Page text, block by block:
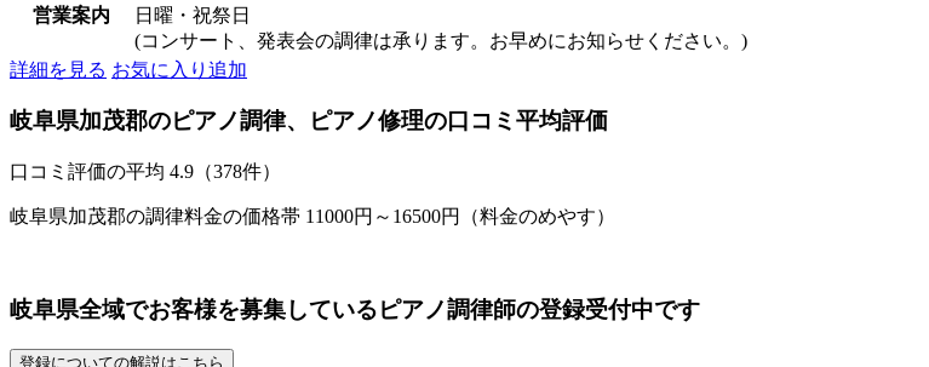
営業案内
日曜・祝祭日
(コンサート、発表会の調律は承ります。お早めにお知らせください。)
詳細を見る お気に入り追加
岐阜県加茂郡のピアノ調律、ピアノ修理の口コミ平均評価
口コミ評価の平均 4.9（378件）
岐阜県加茂郡の調律料金の価格帯 11000円～16500円（料金のめやす）
岐阜県全域でお客様を募集しているピアノ調律師の登録受付中です
登録についての解説はこちら